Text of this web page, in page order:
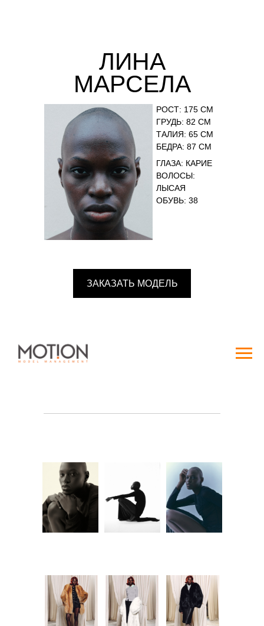
ЛИНА
МАРСЕЛА
РОСТ: 175 СМ
ГРУДЬ: 82 СМ
ТАЛИЯ: 65 СМ
БЕДРА: 87 СМ
ГЛАЗА: КАРИЕ
ВОЛОСЫ:
ЛЫСАЯ
ОБУВЬ: 38
ЗАКАЗАТЬ МОДЕЛЬ